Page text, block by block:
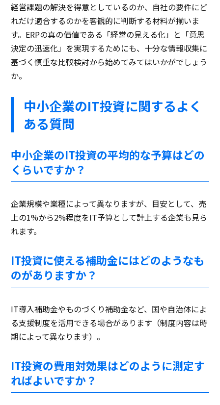
経営課題の解決を得意としているのか、自社の要件にど
れだけ適合するのかを客観的に判断する材料が揃いま
す。ERPの真の価値である「経営の見える化」と「意思
決定の迅速化」を実現するためにも、十分な情報収集に
基づく慎重な比較検討から始めてみてはいかがでしょう
か。
中小企業のIT投資に関するよく
ある質問
中小企業のIT投資の平均的な予算はどの
くらいですか？
企業規模や業種によって異なりますが、目安として、売
上の1%から2%程度をIT予算として計上する企業も見ら
れます。
IT投資に使える補助金にはどのようなも
のがありますか？
IT導入補助金やものづくり補助金など、国や自治体によ
る支援制度を活用できる場合があります（制度内容は時
期によって異なります）。
IT投資の費用対効果はどのように測定す
ればよいですか？